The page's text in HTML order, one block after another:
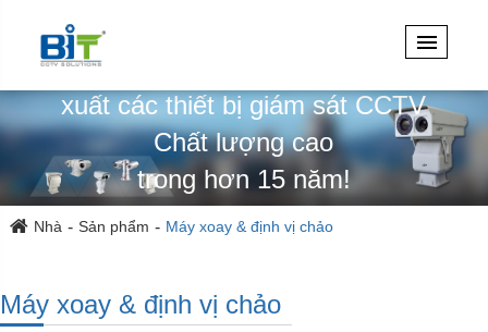
Chuyên thiết kế, kỹ thuật & sản
xuất các thiết bị giám sát CCTV
Chất lượng cao
trong hơn 15 năm!
Nhà Sản phẩm Máy xoay & định vị chảo
Máy xoay & định vị chảo